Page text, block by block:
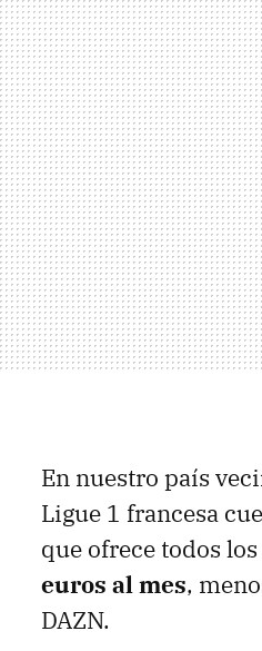
En nuestro país
Ligue 1 francesa
que ofrece todos
euros al mes,
DAZN.